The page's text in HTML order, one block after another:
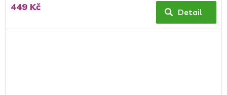
449 Kč Detail